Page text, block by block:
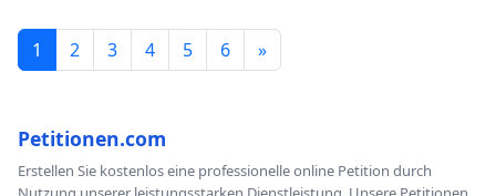
1 2 3 4 5 6 »
Petitionen.com
Erstellen Sie kostenlos eine professionelle online Petition durch